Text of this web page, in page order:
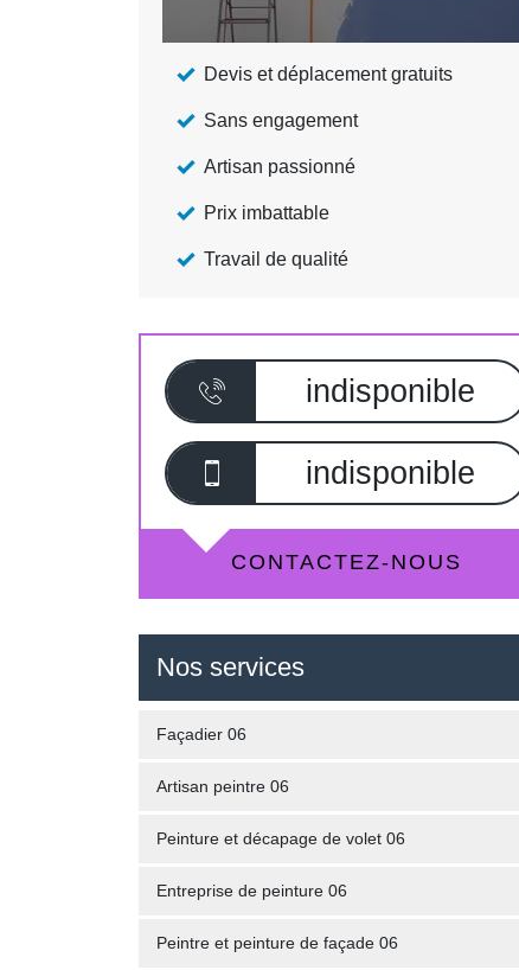
Devis et déplacement gratuits
Sans engagement
Artisan passionné
Prix imbattable
Travail de qualité
indisponible
indisponible
CONTACTEZ-NOUS
Nos services
Façadier 06
Artisan peintre 06
Peinture et décapage de volet 06
Entreprise de peinture 06
Peintre et peinture de façade 06